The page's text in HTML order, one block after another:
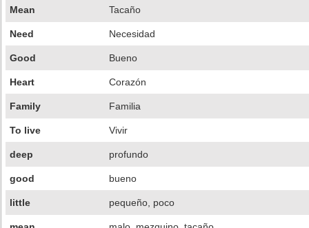
Mean Tacaño
Need Necesidad
Good Bueno
Heart Corazón
Family Familia
To live Vivir
deep profundo
good bueno
little pequeño, poco